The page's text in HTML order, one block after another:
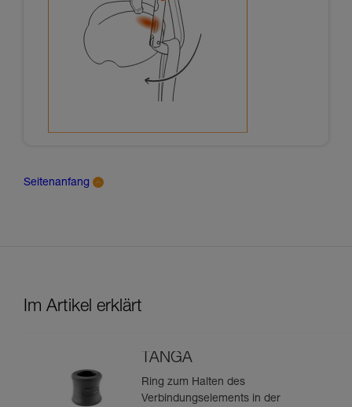
Seitenanfang
Im Artikel erklärt
TANGA
Ring zum Halten des
Verbindungselements in der